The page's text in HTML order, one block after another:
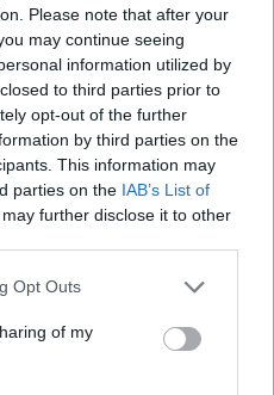
Please note that after your
may continue seeing
information utilized by
to third parties prior to
opt-out of the further
by third parties on the
This information may
parties on the IAB’s List of
further disclose it to other
uses one or more Google
behaviour. You may click to
and its third-party tags to
purposes in below Google
Opt Outs
of my
A futam
15 órakor rajtol, ám
nem lehet kapni.
loaded, either because
or because the format